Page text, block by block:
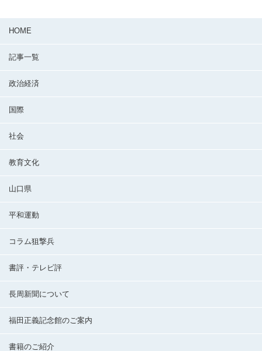
HOME
記事一覧
政治経済
国際
社会
教育文化
山口県
平和運動
コラム狙撃兵
書評・テレビ評
長周新聞について
福田正義記念館のご案内
書籍のご紹介